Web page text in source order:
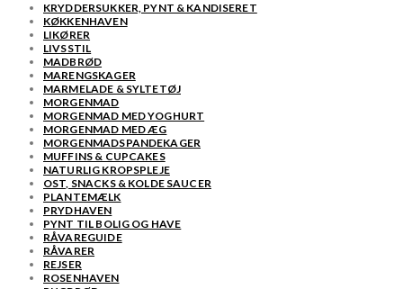
KRYDDERSUKKER, PYNT & KANDISERET
KØKKENHAVEN
LIKØRER
LIVSSTIL
MADBRØD
MARENGSKAGER
MARMELADE & SYLTETØJ
MORGENMAD
MORGENMAD MED YOGHURT
MORGENMAD MED ÆG
MORGENMADSPANDEKAGER
MUFFINS & CUPCAKES
NATURLIG KROPSPLEJE
OST, SNACKS & KOLDE SAUCER
PLANTEMÆLK
PRYDHAVEN
PYNT TIL BOLIG OG HAVE
RÅVAREGUIDE
RÅVARER
REJSER
ROSENHAVEN